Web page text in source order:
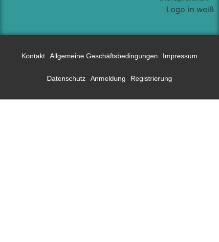
Kontakt Allgemeine Geschäftsbedingungen Impressum
Datenschutz Anmeldung Registrierung